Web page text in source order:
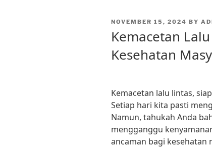
POSTED
NOVEMBER 15, 2024 BY
Kemacetan
Kesehatan
Kemacetan lalu lintas,
Setiap hari kita pasti
Namun, tahukah Anda
mengganggu
ancaman bagi kesehatan